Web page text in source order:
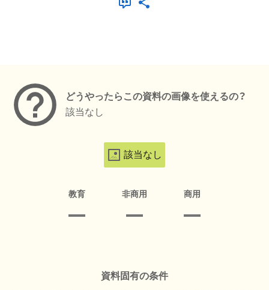
どうやったらこの資料の画像を使えるの？
該当なし
該当なし
教育 非商用 商用
資料固有の条件